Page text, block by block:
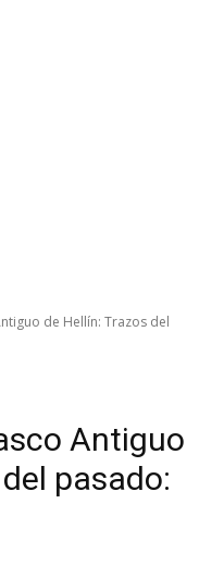
de Hellín: Trazos del
Antiguo
pasado: